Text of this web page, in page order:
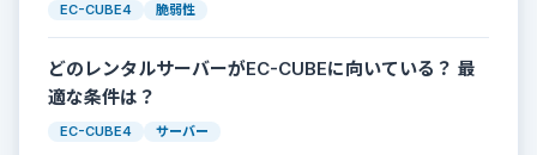
EC-CUBE4 脆弱性
どのレンタルサーバーがEC-CUBEに向いている？ 最
適な条件は？
EC-CUBE4 サーバー